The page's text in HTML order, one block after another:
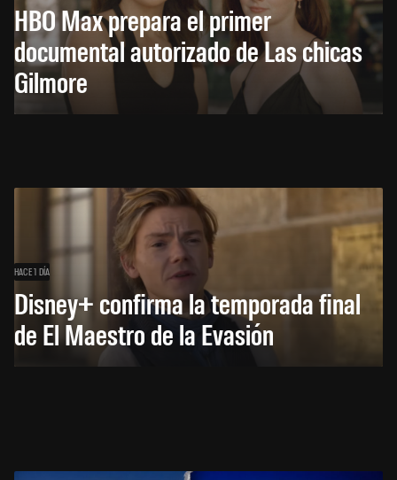
HBO Max prepara el primer
documental autorizado de Las chicas
Gilmore
HACE 1 DÍA
Disney+ confirma la temporada final
de El Maestro de la Evasión